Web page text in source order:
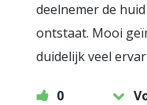
deelnemer de
ontstaat. Mooi
duidelijk veel
0